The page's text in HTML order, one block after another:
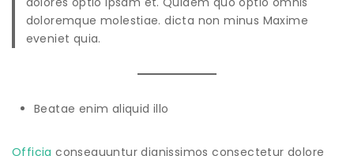
doloremque molestiae. dicta non minus Maxime
eveniet quia.
Beatae enim aliquid illo
Officia consequuntur dignissimos consectetur dolore